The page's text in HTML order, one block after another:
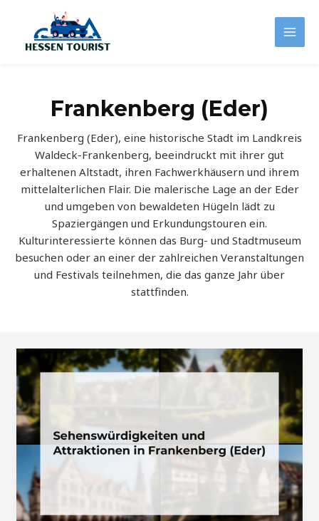
springen
Main
Frankenberg (Eder)
Frankenberg (Eder), eine historische Stadt im Landkreis
Waldeck-Frankenberg, beeindruckt mit ihrer gut
erhaltenen Altstadt, ihren Fachwerkhäusern und ihrem
mittelalterlichen Flair. Die malerische Lage an der Eder
und umgeben von bewaldeten Hügeln lädt zu
Spaziergängen und Erkundungstouren ein.
Kulturinteressierte können das Burg- und Stadtmuseum
besuchen oder an einer der zahlreichen Veranstaltungen
und Festivals teilnehmen, die das ganze Jahr über
stattfinden.